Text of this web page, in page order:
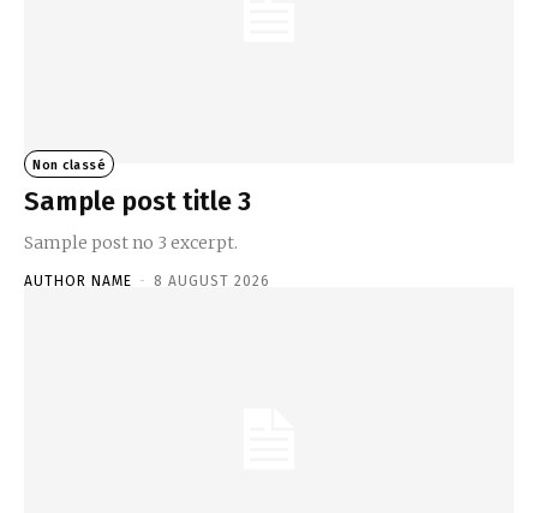
Non classé
Sample post title 3
Sample post no 3 excerpt.
AUTHOR NAME - 8 AUGUST 2026